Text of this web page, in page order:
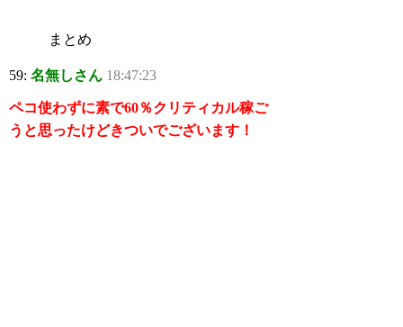
まとめ
59:名無しさん 18:47:23
ペコ使わずに素で60％クリティカル稼ご
うと思ったけどきついでございます！